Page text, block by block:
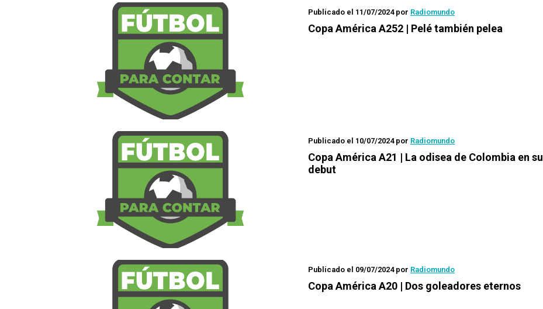
Publicado el 11/07/2024por Radiomundo
Copa América A252 | Pelé también pelea
Publicado el 10/07/2024por Radiomundo
Copa América A21 | La odisea de Colombia en su
debut
Publicado el 09/07/2024por Radiomundo
Copa América A20 | Dos goleadores eternos